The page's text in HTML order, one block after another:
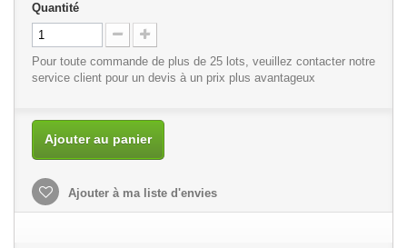
Quantité
Pour toute commande de plus de 25 lots, veuillez contacter notre
service client pour un devis à un prix plus avantageux
Ajouter au panier
Ajouter à ma liste d'envies